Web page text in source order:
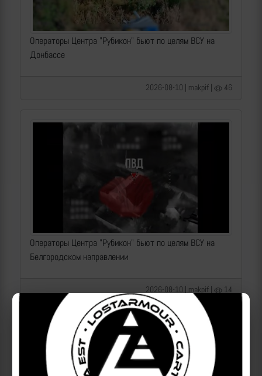
Операторы Центра "Рубикон" бьют по целям ВСУ на
Донбассе
2026-08-10 | makpif | 46
Операторы Центра "Рубикон" бьют по целям ВСУ на
Белгородском направлении
2026-08-10 | makpif | 14